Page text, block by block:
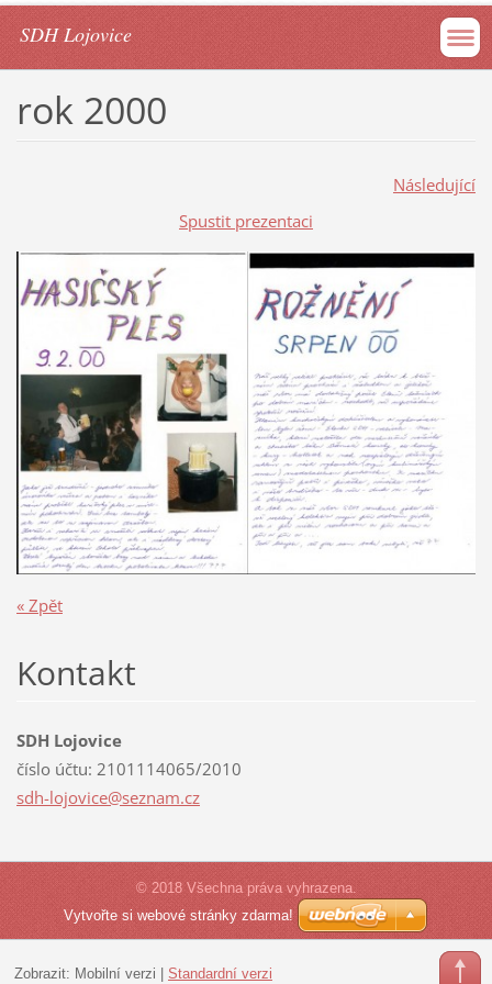
SDH Lojovice
rok 2000
Následující
Spustit prezentaci
« Zpět
Kontakt
SDH Lojovice
číslo účtu: 2101114065/2010
sdh-lojovice@seznam.cz
© 2018 Všechna práva vyhrazena.
Vytvořte si webové stránky zdarma!
Zobrazit: Mobilní verzi | Standardní verzi